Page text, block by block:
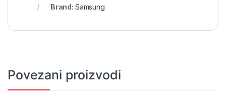
Brand: Samsung
Povezani proizvodi